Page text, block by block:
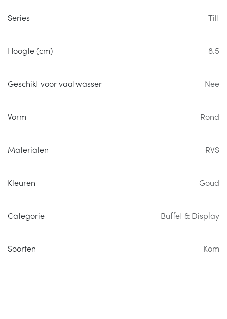
Series Tilt
Hoogte (cm) 8.5
Geschikt voor vaatwasser Nee
Vorm Rond
Materialen RVS
Kleuren Goud
Categorie Buffet & Display
Soorten Kom